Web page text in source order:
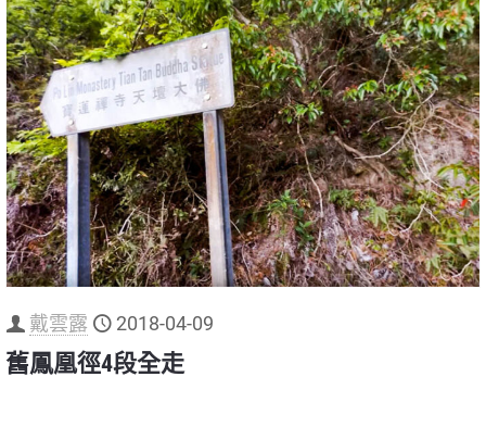
戴雲露 2018-04-09
舊鳳凰徑4段全走